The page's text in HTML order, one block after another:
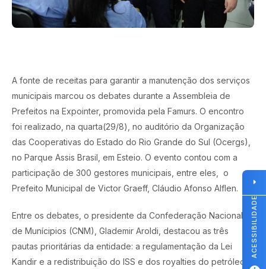
A fonte de receitas para garantir a manutenção dos serviços
municipais marcou os debates durante a Assembleia de
Prefeitos na Expointer, promovida pela Famurs. O encontro
foi realizado, na quarta(29/8), no auditório da Organização
das Cooperativas do Estado do Rio Grande do Sul (Ocergs),
no Parque Assis Brasil, em Esteio. O evento contou com a
participação de 300 gestores municipais, entre eles, o
Prefeito Municipal de Victor Graeff, Cláudio Afonso Alflen.
Entre os debates, o presidente da Confederação Nacional
de Munícipios (CNM), Glademir Aroldi, destacou as três
pautas prioritárias da entidade: a regulamentação da Lei
Kandir e a redistribuição do ISS e dos royalties do petróleo
ACESSIBILIDADE